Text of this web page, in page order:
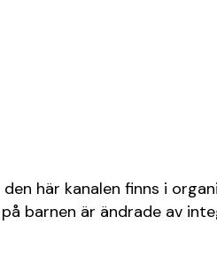
här kanalen finns i
barnen är ändrade av